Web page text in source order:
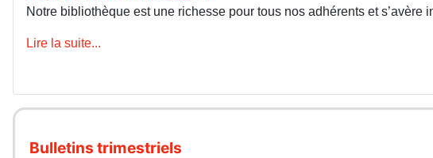
Notre bibliothèque est une richesse pour tous nos adhérents et
Lire la suite...
Bulletins trimestriels